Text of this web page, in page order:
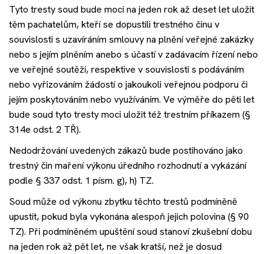
Tyto tresty soud bude moci na jeden rok až deset let uložit
těm pachatelům, kteří se dopustili trestného činu v
souvislosti s uzavíráním smlouvy na plnění veřejné zakázky
nebo s jejím plněním anebo s účastí v zadávacím řízení nebo
ve veřejné soutěži, respektive v souvislosti s podáváním
nebo vyřizováním žádostí o jakoukoli veřejnou podporu či
jejím poskytováním nebo využíváním. Ve výměře do pěti let
bude soud tyto tresty moci uložit též trestním příkazem (§
314e odst. 2 TŘ).
Nedodržování uvedených zákazů bude postihováno jako
trestný čin maření výkonu úředního rozhodnutí a vykázání
podle § 337 odst. 1 písm. g), h) TZ.
Soud může od výkonu zbytku těchto trestů podmíněně
upustit, pokud byla vykonána alespoň jejich polovina (§ 90
TZ). Při podmíněném upuštění soud stanoví zkušební dobu
na jeden rok až pět let, ne však kratší, než je dosud